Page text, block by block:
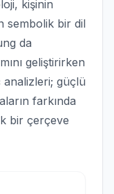
kişinin
sembolik bir dil
da
geliştirirken
analizleri; güçlü
farkında
bir çerçeve